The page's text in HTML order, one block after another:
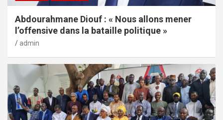
Abdourahmane Diouf : « Nous allons mener
l’offensive dans la bataille politique »
admin